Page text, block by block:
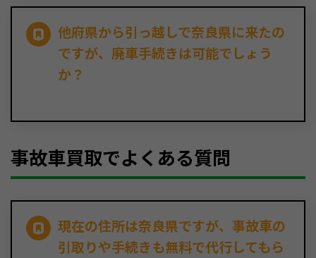
他府県から引っ越しで奈良県に来たの
ですが、廃車手続きは可能でしょう
か？
事故車買取でよくある質問
現在の住所は奈良県ですが、事故車の
引取りや手続きも無料で代行してもら